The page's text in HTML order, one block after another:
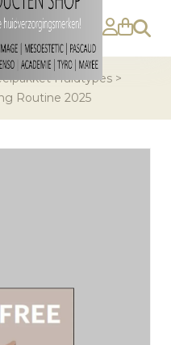
Huidtypes >
Routine 2025